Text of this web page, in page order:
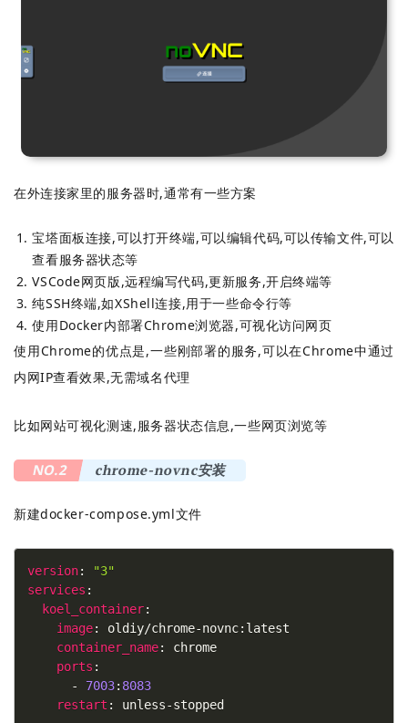
在外连接家里的服务器时,通常有一些方案
宝塔面板连接,可以打开终端,可以编辑代码,可以传输文件,可以
查看服务器状态等
VSCode网页版,远程编写代码,更新服务,开启终端等
纯SSH终端,如XShell连接,用于一些命令行等
使用Docker内部署Chrome浏览器,可视化访问网页
使用Chrome的优点是,一些刚部署的服务,可以在Chrome中通过
内网IP查看效果,无需域名代理
比如网站可视化测速,服务器状态信息,一些网页浏览等
NO.2 chrome-novnc安装
新建docker-compose.yml文件
version:
"3"
services :
koel_container:
image: oldiy/chrome-novnc:latest
container_name: chrome
ports :
      -
7003: 8083
restart : unless-stopped